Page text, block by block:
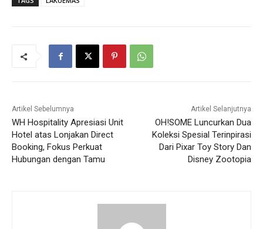
Artikel Sebelumnya
WH Hospitality Apresiasi Unit
Hotel atas Lonjakan Direct
Booking, Fokus Perkuat
Hubungan dengan Tamu
Artikel Selanjutnya
OH!SOME Luncurkan Dua
Koleksi Spesial Terinpirasi
Dari Pixar Toy Story Dan
Disney Zootopia